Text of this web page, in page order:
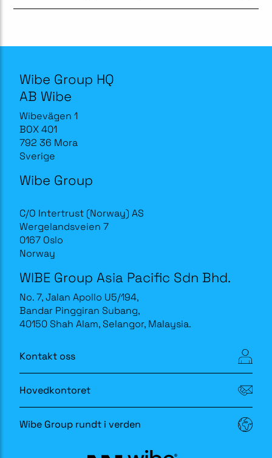
Wibe Group HQ
AB Wibe
Wibevägen 1
BOX 401
792 36 Mora
Sverige
Wibe Group
C/O Intertrust (Norway) AS
Wergelandsveien 7
0167 Oslo
Norway
WIBE Group Asia Pacific Sdn Bhd.
No. 7, Jalan Apollo U5/194,
Bandar Pinggiran Subang,
40150 Shah Alam, Selangor, Malaysia.
Kontakt oss
Hovedkontoret
Wibe Group rundt i verden